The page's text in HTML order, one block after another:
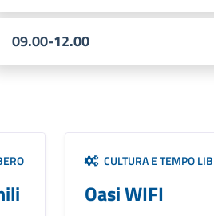
09.00-12.00
CULTURA E TEMPO
Oasi WIFI